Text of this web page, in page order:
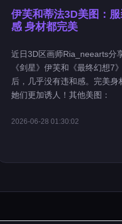
伊芙和蒂法3D美图：
感 身材都完美
近日3D区画师Ria_neearts分
《剑星》伊芙和《最终幻想7
后，几乎没有违和感。完美身
她们更加诱人！其他美图：
2026-06-28 01:30:02